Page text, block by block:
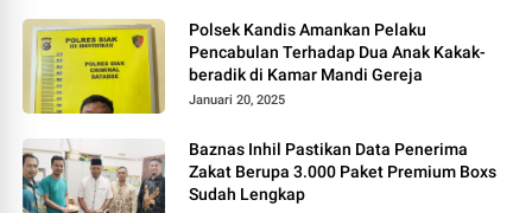
Polsek Kandis Amankan Pelaku
Pencabulan Terhadap Dua Anak Kakak-
beradik di Kamar Mandi Gereja
Januari 20, 2025
Baznas Inhil Pastikan Data Penerima
Zakat Berupa 3.000 Paket Premium Boxs
Sudah Lengkap